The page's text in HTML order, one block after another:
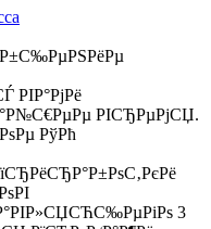
РІР°РјРё
РІСЂРµРјСЏ.
РўРћ
3